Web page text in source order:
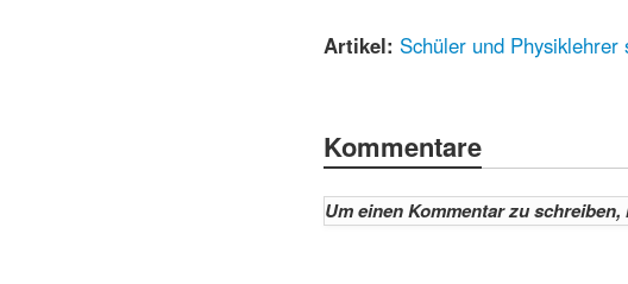
Artikel: Schüler und
Kommentare
Um einen Kommentar zu